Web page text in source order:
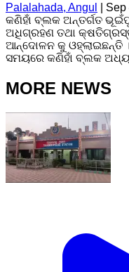
Palalahada, Angul
Sep
କଣିହାଁ ବ୍ଲକ ଅନ୍ତର୍ଗତ
ଅଧିଗ୍ରହଣ ତଥା
ଆନ୍ଦୋଳନ କୁ ଓହ୍ଲାଇଛନ୍ତି
ସମୟରେ କଣିହାଁ ବ୍ଲକ
MORE NEWS